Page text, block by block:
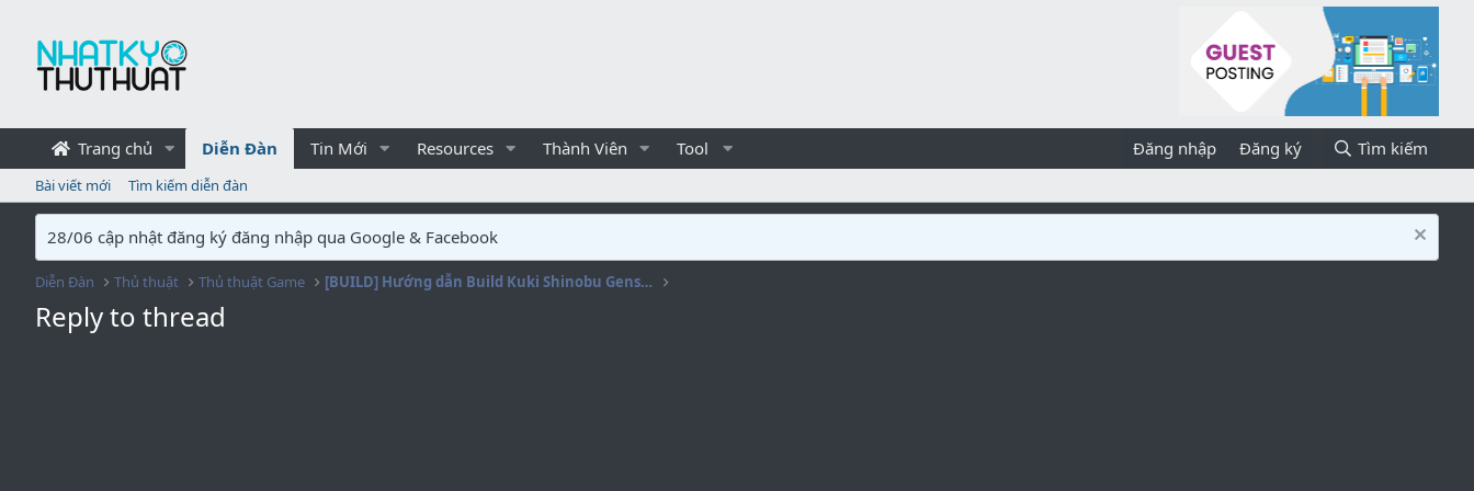
Trang chủ Diễn Đàn Tin Mới Resources Thành Viên Tool Đăng nhập Đăng ký Tìm kiếm
Bài viết mới Tìm kiếm diễn đàn
28/06 cập nhật đăng ký đăng nhập qua Google & Facebook
Diễn Đàn Thủ thuật Thủ thuật Game [BUILD] Hướng dẫn Build Kuki Shinobu Genshin Impact 2022
Reply to thread